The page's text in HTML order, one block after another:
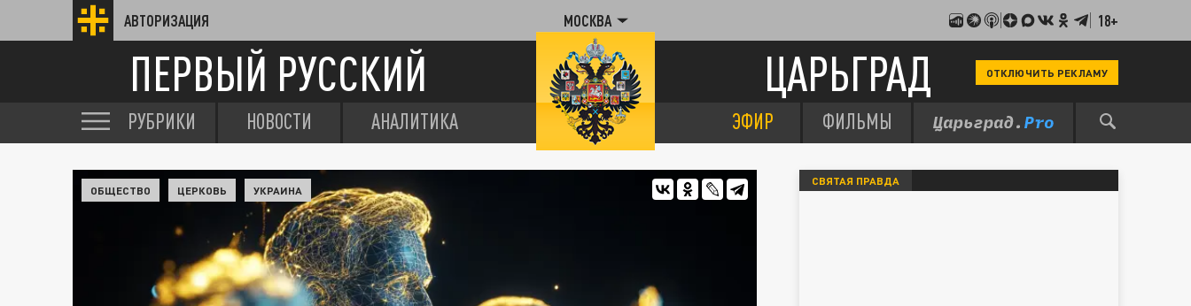
АВТОРИЗАЦИЯ МОСКВА 18+
ПЕРВЫЙ РУССКИЙ ЦАРЬГРАД ОТКЛЮЧИТЬ РЕКЛАМУ
РУБРИКИ НОВОСТИ АНАЛИТИКА ЭФИР ФИЛЬМЫ
ОБЩЕСТВО ЦЕРКОВЬ УКРАИНА
СВЯТАЯ ПРАВДА